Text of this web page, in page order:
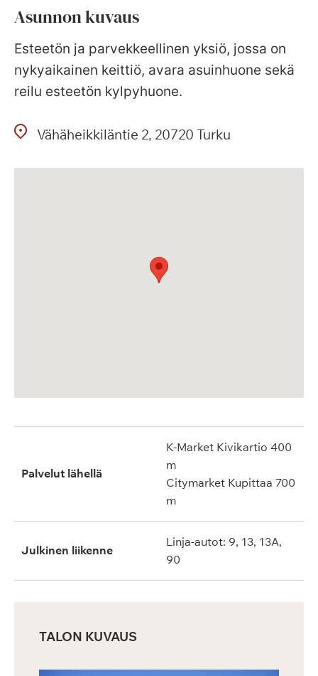
Asunnon kuvaus
Esteetön ja parvekkeellinen yksiö, jossa on
nykyaikainen keittiö, avara asuinhuone sekä
reilu esteetön kylpyhuone.
Vähäheikkiläntie 2 20720 Turku
Palvelut lähellä
K-Market Kivikartio 400
m
Citymarket Kupittaa 700
m
Julkinen liikenne
Linja-autot: 9, 13, 13A,
90
TALON KUVAUS